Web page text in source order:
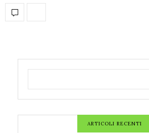
ARTICOLI RECENTI